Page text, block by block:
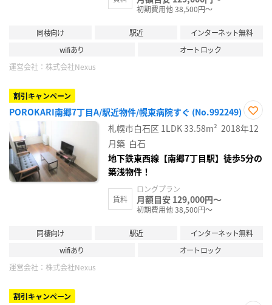
初期費用他 38,500円～
同棲向け 駅近
インターネット無料
wifiあり
オートロック
運営会社： 株式会社Nexus
割引キャンペーン
POROKARI南郷7丁目A/駅近物件/幌東病院すぐ (No.992249)
お気
に入
札幌市白石区 1LDK33.58m² 2018年12
月築 白石
地下鉄東西線【南郷7丁目駅】徒歩5分の
築浅物件！
賃料
ロングプラン
月額目安 129,000円～
初期費用他 38,500円～
同棲向け 駅近
インターネット無料
wifiあり
オートロック
運営会社： 株式会社Nexus
割引キャンペーン